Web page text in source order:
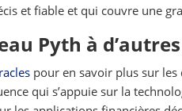
et fiable et qui couvre une
Pyth à
pour en savoir plus sur les
qui s’appuie sur la